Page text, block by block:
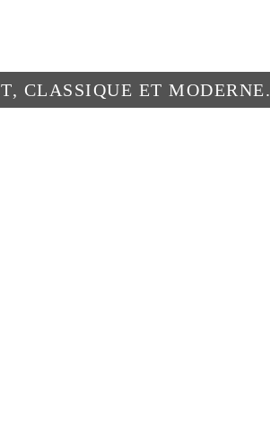
CLASSIQUE ET MODERNE.